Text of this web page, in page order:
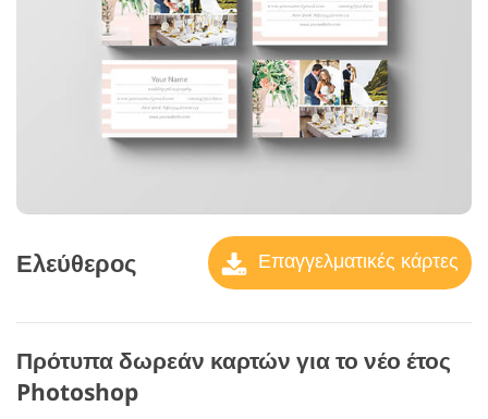
Ελεύθερος Επαγγελματικές κάρτες
Πρότυπα δωρεάν καρτών για το νέο έτος
Photoshop